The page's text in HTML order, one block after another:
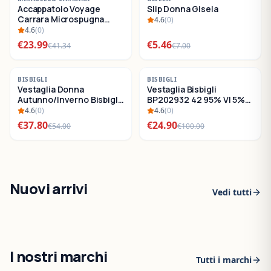
SALDI
Accappatoio Voyage
Carrara Microspugna
Cotone
4.6(0)
€23.99€41.34
SALDI
Slip Donna Gisela
4.6(0)
€5.46€7.00
-30 %
SALDI
BISBIGLI
Vestaglia Donna
Autunno/Inverno Bisbigli
BO288632
4.6(0)
€37.80€54.00
-75 %
SALDI
BISBIGLI
Vestaglia Bisbigli
BP202932 42 95% VI 5%
EA4.6(0)
€24.90€100.00
Nuovi arrivi Vedi tutti
I nostri marchi Tutti i marchi